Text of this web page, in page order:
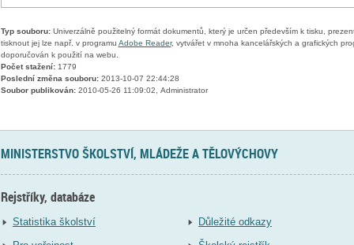
Typ souboru:Univerzálně použitelný formát dokumentů, který je určen především k tisku,
tisknout jej lze např. v programu Adobe Reader, vytvářet v mnoha kancelářských a grafických
doporučován k použití na webu.
Počet stažení:1779
Poslední změna souboru:2013-10-07 22:44:28
Soubor publikován:2010-05-26 11:09:02, Administrator
MINISTERSTVO ŠKOLSTVÍ, MLÁDEŽE A TĚLOVÝCHOVY
Rejstříky, databáze
Statistika školství
Důležité odkazy